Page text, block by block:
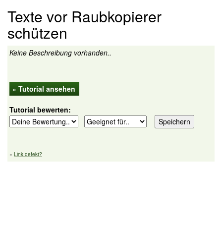
Texte vor Raubkopierer
schützen
Keine Beschreibung vorhanden..
» Tutorial ansehen
Tutorial bewerten:
» Link defekt?